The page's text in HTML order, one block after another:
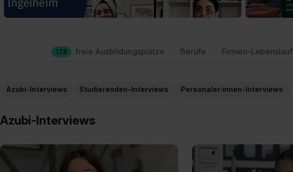
128 freie Ausbildungsplätze Berufe Firmen-Lebenslauf
Azubi-Interviews Studierenden-Interviews Personaler:innen-Interviews
Azubi-Interviews